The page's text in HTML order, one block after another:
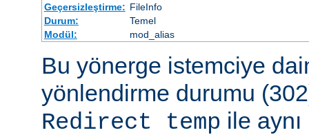
Geçersizleştirme: FileInfo
Durum:
Temel
Modül:
mod_alias
Bu yönerge istemciye
yönlendirme durumu
Redirect temp ile